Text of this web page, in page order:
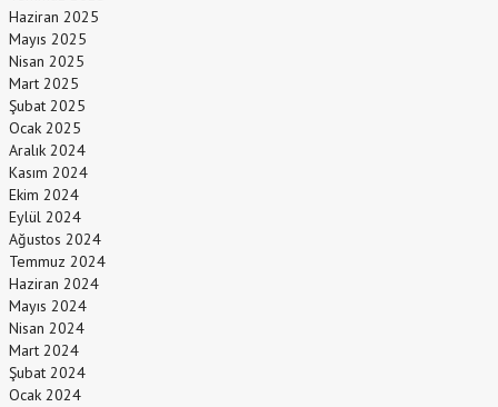
Haziran 2025
Mayıs 2025
Nisan 2025
Mart 2025
Şubat 2025
Ocak 2025
Aralık 2024
Kasım 2024
Ekim 2024
Eylül 2024
Ağustos 2024
Temmuz 2024
Haziran 2024
Mayıs 2024
Nisan 2024
Mart 2024
Şubat 2024
Ocak 2024